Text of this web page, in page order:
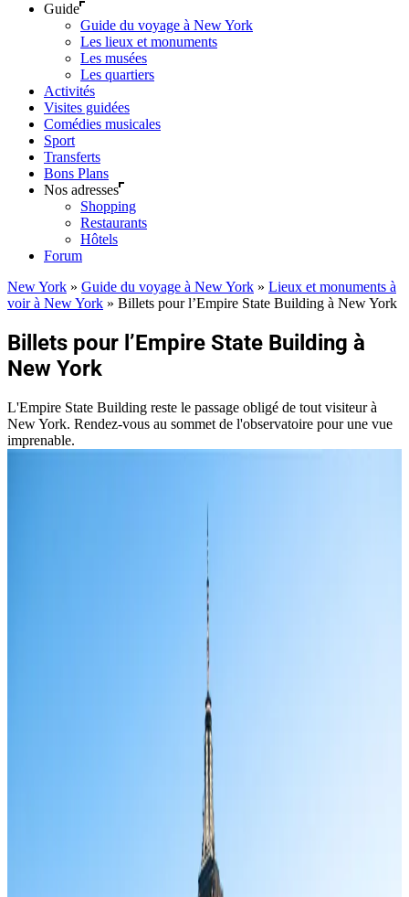
Guide
Guide du voyage à New York
Les lieux et monuments
Les musées
Les quartiers
Activités
Visites guidées
Comédies musicales
Sport
Transferts
Bons Plans
Nos adresses
Shopping
Restaurants
Hôtels
Forum
New York » Guide du voyage à New York » Lieux et monuments à
voir à New York » Billets pour l’Empire State Building à New York
Billets pour l’Empire State Building à
New York
L'Empire State Building reste le passage obligé de tout visiteur à
New York. Rendez-vous au sommet de l'observatoire pour une vue
imprenable.